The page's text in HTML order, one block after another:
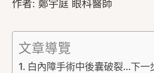
作者: 鄭宇庭 眼科醫師
文章導覽
白內障手術中後囊破裂…下一